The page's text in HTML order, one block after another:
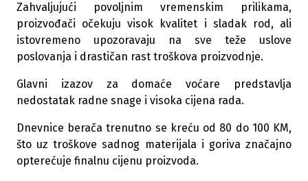
Zahvaljujući povoljnim vremenskim prilikama,
proizvođači očekuju visok kvalitet i sladak rod, ali
istovremeno upozoravaju na sve teže uslove
poslovanja i drastičan rast troškova proizvodnje.
Glavni izazov za domaće voćare predstavlja
nedostatak radne snage i visoka cijena rada.
Dnevnice berača trenutno se kreću od 80 do 100 KM,
što uz troškove sadnog materijala i goriva značajno
opterećuje finalnu cijenu proizvoda.